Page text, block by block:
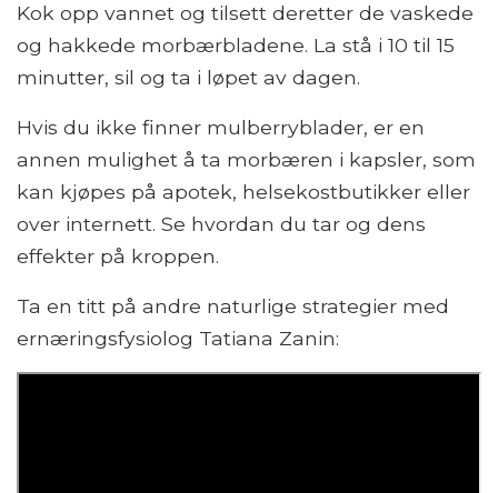
Kok opp vannet og tilsett deretter de vaskede
og hakkede morbærbladene. La stå i 10 til 15
minutter, sil og ta i løpet av dagen.
Hvis du ikke finner mulberryblader, er en
annen mulighet å ta morbæren i kapsler, som
kan kjøpes på apotek, helsekostbutikker eller
over internett. Se hvordan du tar og dens
effekter på kroppen.
Ta en titt på andre naturlige strategier med
ernæringsfysiolog Tatiana Zanin: